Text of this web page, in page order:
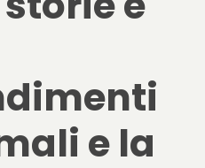
e la